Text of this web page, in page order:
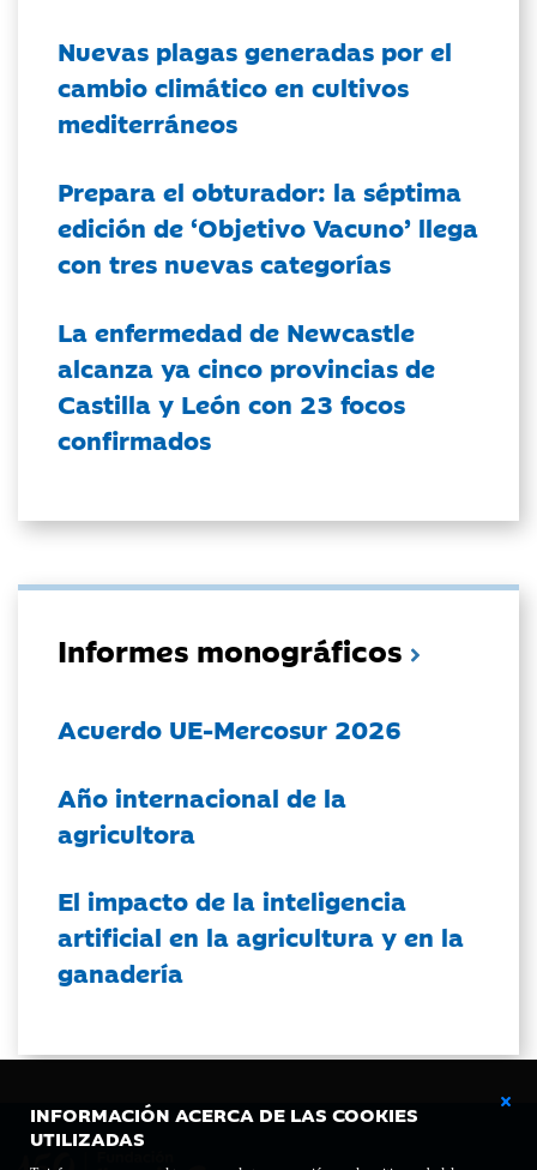
INFORMACIÓN ACERCA DE LAS COOKIES
UTILIZADAS
Nuevas plagas generadas por el
cambio climático en cultivos
mediterráneos
Prepara el obturador: la séptima
edición de ‘Objetivo Vacuno’ llega
con tres nuevas categorías
La enfermedad de Newcastle
alcanza ya cinco provincias de
Castilla y León con 23 focos
confirmados
Informes monográficos
Acuerdo UE-Mercosur 2026
Año internacional de la
agricultora
El impacto de la inteligencia
artificial en la agricultura y en la
ganadería